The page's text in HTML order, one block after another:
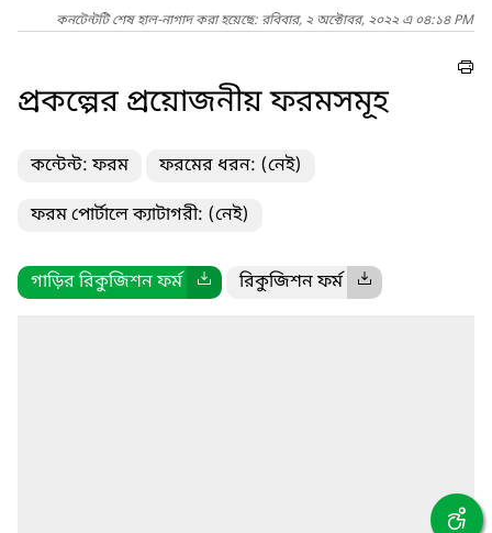
কনটেন্টটি শেষ হাল-নাগাদ করা হয়েছে: রবিবার, ২ অক্টোবর, ২০২২ এ ০৪:১৪ PM
প্রকল্পের প্রয়োজনীয় ফরমসমূহ
কন্টেন্ট: ফরম ফরমের ধরন: (নেই)
ফরম পোর্টালে ক্যাটাগরী: (নেই)
গাড়ির রিকুজিশন ফর্ম রিকুজিশন ফর্ম